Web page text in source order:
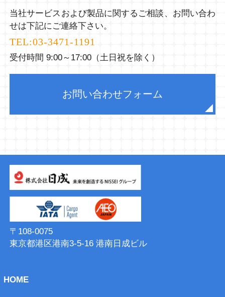
当社サービスおよび製品に関するご相談、お問い合わ
せは下記にご連絡下さい。
TEL:03-3471-1191
受付時間 9:00～17:00（土日祝を除く）
お問い合わせフォーム
〒108-0075
東京都港区港南3-5-16 港南⽇成ビル
HOME